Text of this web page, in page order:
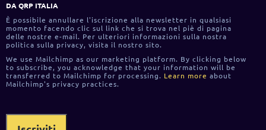
DA QRP ITALIA
È possibile annullare l'iscrizione alla newsletter in qualsiasi
momento facendo clic sul link che si trova nel piè di pagina
delle nostre e-mail. Per ulteriori informazioni sulla nostra
politica sulla privacy, visita il nostro sito.
We use Mailchimp as our marketing platform. By clicking below
to subscribe, you acknowledge that your information will be
transferred to Mailchimp for processing. Learn more about
Mailchimp's privacy practices.